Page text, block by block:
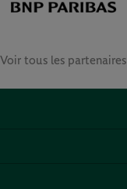
Voir tous les partenaires